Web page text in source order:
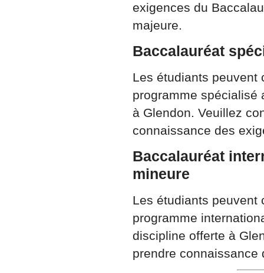
exigences du
majeure.
Baccalauréat
Les étudiants peuvent
programme spécialisé
à Glendon. Veuillez
connaissance des
Baccalauréat
mineure
Les étudiants peuvent
programme
discipline offerte à
prendre connaissance